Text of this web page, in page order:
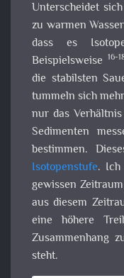
Sauerstoffisotope
18O-Atome. Im
16O zu 18O in den
könnte die
sichSauerstoff-
in einem
Konzentration
feststellen, dass
direkten
Erde steht.